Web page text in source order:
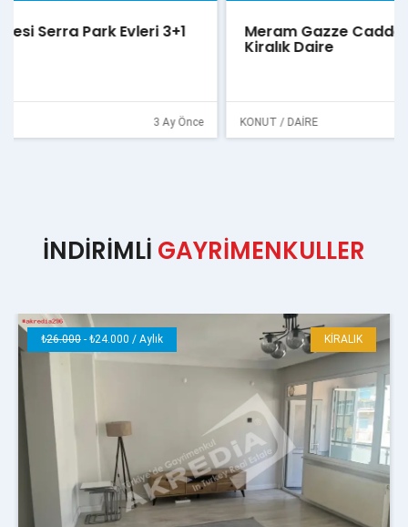
Meram Gazze Caddesi Serra Park Evleri 3+1
İNDİRİMLİ GAYRİMENKULLER
₺26.000 - ₺24.000 / Aylık KİRALIK